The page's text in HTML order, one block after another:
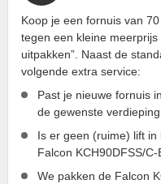
Koop je een fornuis van
tegen een kleine
uitpakken”. Naast de
volgende extra service:
Past je nieuwe fornuis
de gewenste verdieping.
Is er geen (ruime) lift
Falcon KCH90DFSS/
We pakken de Falcon